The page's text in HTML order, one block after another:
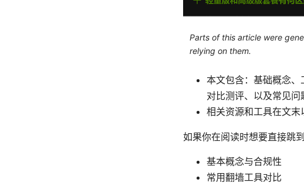
Parts of this article were
relying on them.
本文包含：基础概念、
对比测评、以及常见问
相关资源和工具在文末
如果你在阅读时想要直接跳
基本概念与合规性
常用翻墙工具对比